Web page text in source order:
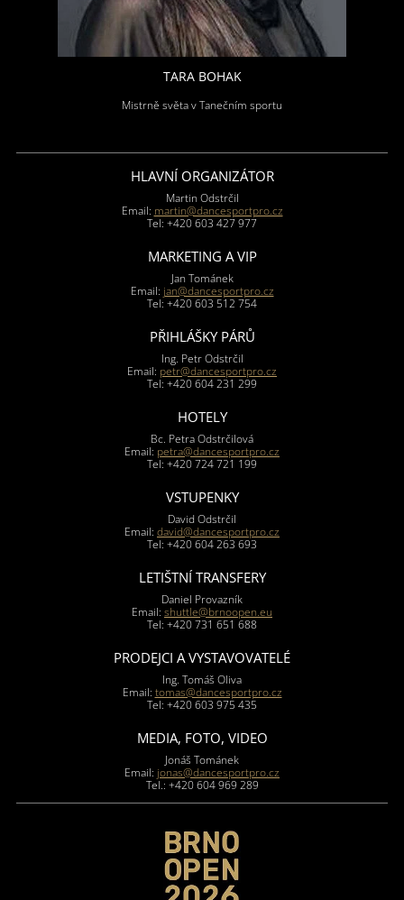
TARA BOHAK
Mistrně světa v Tanečním sportu
HLAVNÍ ORGANIZÁTOR
Martin Odstrčil
Email: martin@dancesportpro.cz
Tel: +420 603 427 977
MARKETING A VIP
Jan Tománek
Email: jan@dancesportpro.cz
Tel: +420 603 512 754
PŘIHLÁŠKY PÁRŮ
Ing. Petr Odstrčil
Email: petr@dancesportpro.cz
Tel: +420 604 231 299
HOTELY
Bc. Petra Odstrčilová
Email: petra@dancesportpro.cz
Tel: +420 724 721 199
VSTUPENKY
David Odstrčil
Email: david@dancesportpro.cz
Tel: +420 604 263 693
LETIŠTNÍ TRANSFERY
Daniel Provazník
Email: shuttle@brnoopen.eu
Tel: +420 731 651 688
PRODEJCI A VYSTAVOVATELÉ
Ing. Tomáš Oliva
Email: tomas@dancesportpro.cz
Tel: +420 603 975 435
MEDIA, FOTO, VIDEO
Jonáš Tománek
Email: jonas@dancesportpro.cz
Tel.: +420 604 969 289